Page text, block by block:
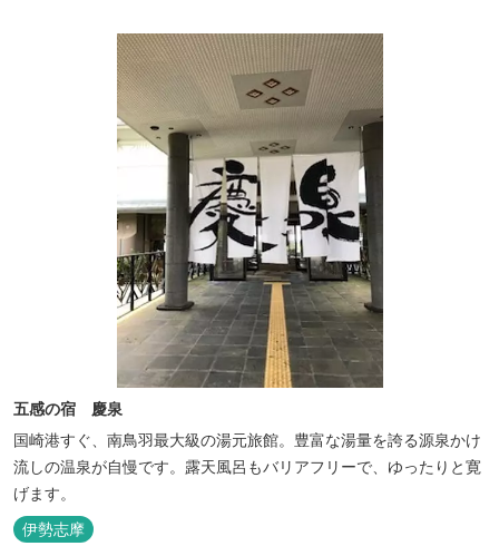
五感の宿 慶泉
国崎港すぐ、南鳥羽最大級の湯元旅館。豊富な湯量を誇る源泉かけ
流しの温泉が自慢です。露天風呂もバリアフリーで、ゆったりと寛
げます。
伊勢志摩